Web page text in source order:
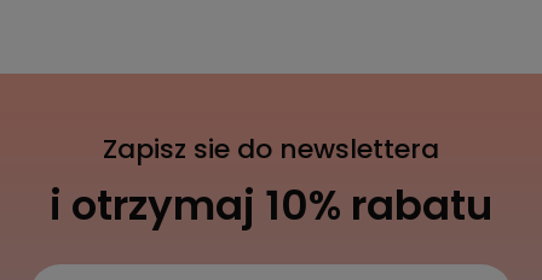
Zapisz sie do newslettera
i otrzymaj 10% rabatu